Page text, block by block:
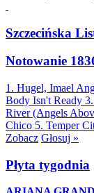
Szczecińska
Notowanie
1. Hugel, Imael
Body Isn't Ready
River (Angels
Chico 5. Temper
Zobacz Głosuj »
Płyta tygodnia